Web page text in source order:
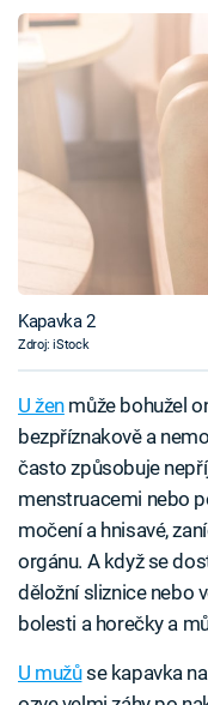
Kapavka 2
Zdroj: iStock
U ženmůže bohužel
bezpříznakově a
často způsobuje
menstruacemi nebo
močení a hnisavé,
orgánu. A když se
děložní sliznice nebo
bolesti a horečky a
U mužůse kapavka